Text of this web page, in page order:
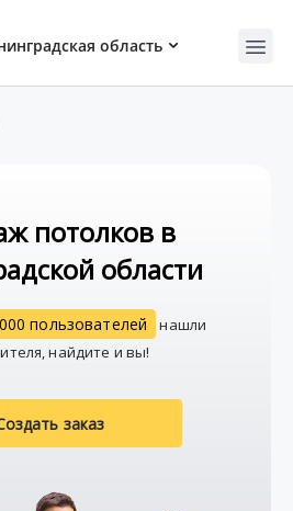
область
потолков в
области
пользователей
нашли
найдите и вы!
заказ